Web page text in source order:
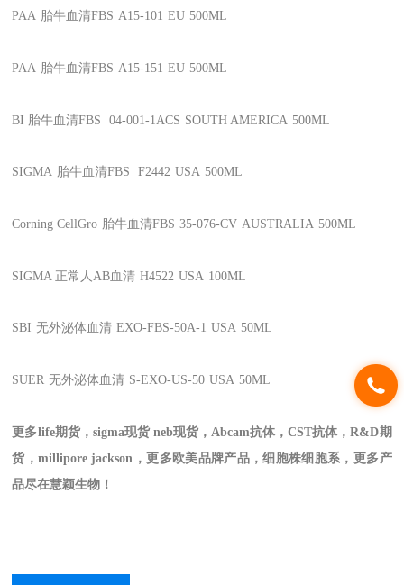
PAA 胎牛血清FBS A15-101 EU 500ML
PAA 胎牛血清FBS A15-151 EU 500ML
BI 胎牛血清FBS 04-001-1ACS SOUTH AMERICA 500ML
SIGMA 胎牛血清FBS F2442 USA 500ML
Corning CellGro 胎牛血清FBS 35-076-CV AUSTRALIA 500ML
SIGMA 正常人AB血清 H4522 USA 100ML
SBI 无外泌体血清 EXO-FBS-50A-1 USA 50ML
SUER 无外泌体血清 S-EXO-US-50 USA 50ML
更多life期货，sigma现货 neb现货，Abcam抗体，CST抗体，R&D期
货，millipore jackson，更多欧美品牌产品，细胞株细胞系，更多产
品尽在慧颖生物！